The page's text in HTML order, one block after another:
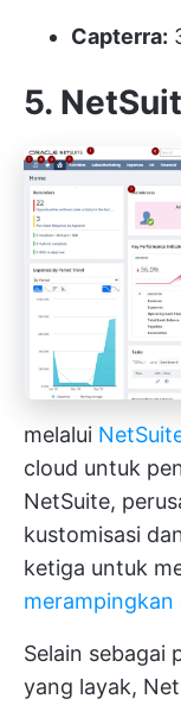
Capterra:
5.
melalui
cloud untuk
NetSuite,
kustomisasi
ketiga untuk
merampingkan
Selain sebagai
yang layak,